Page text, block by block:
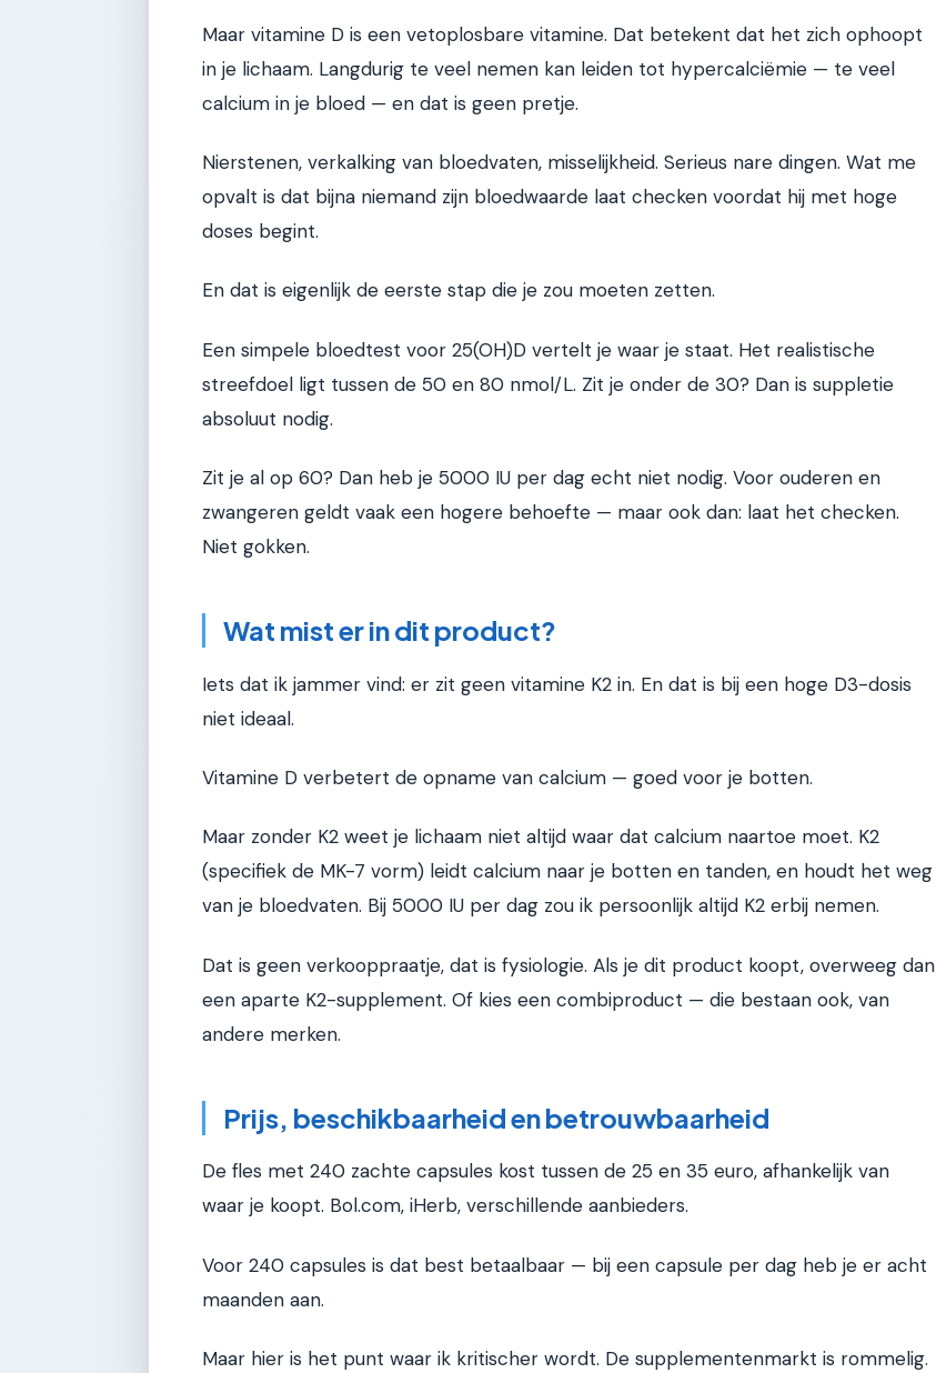
Maar vitamine D is een vetoplosbare vitamine. Dat betekent dat het zich ophoopt
in je lichaam. Langdurig te veel nemen kan leiden tot hypercalciëmie — te veel
calcium in je bloed — en dat is geen pretje.
Nierstenen, verkalking van bloedvaten, misselijkheid. Serieus nare dingen. Wat me
opvalt is dat bijna niemand zijn bloedwaarde laat checken voordat hij met hoge
doses begint.
En dat is eigenlijk de eerste stap die je zou moeten zetten.
Een simpele bloedtest voor 25(OH)D vertelt je waar je staat. Het realistische
streefdoel ligt tussen de 50 en 80 nmol/L. Zit je onder de 30? Dan is suppletie
absoluut nodig.
Zit je al op 60? Dan heb je 5000 IU per dag echt niet nodig. Voor ouderen en
zwangeren geldt vaak een hogere behoefte — maar ook dan: laat het checken.
Niet gokken.
Wat mist er in dit product?
Iets dat ik jammer vind: er zit geen vitamine K2 in. En dat is bij een hoge D3-dosis
niet ideaal.
Vitamine D verbetert de opname van calcium — goed voor je botten.
Maar zonder K2 weet je lichaam niet altijd waar dat calcium naartoe moet. K2
(specifiek de MK-7 vorm) leidt calcium naar je botten en tanden, en houdt het weg
van je bloedvaten. Bij 5000 IU per dag zou ik persoonlijk altijd K2 erbij nemen.
Dat is geen verkooppraatje, dat is fysiologie. Als je dit product koopt, overweeg dan
een aparte K2-supplement. Of kies een combiproduct — die bestaan ook, van
andere merken.
Prijs, beschikbaarheid en betrouwbaarheid
De fles met 240 zachte capsules kost tussen de 25 en 35 euro, afhankelijk van
waar je koopt. Bol.com, iHerb, verschillende aanbieders.
Voor 240 capsules is dat best betaalbaar — bij een capsule per dag heb je er acht
maanden aan.
Maar hier is het punt waar ik kritischer wordt. De supplementenmarkt is rommelig.